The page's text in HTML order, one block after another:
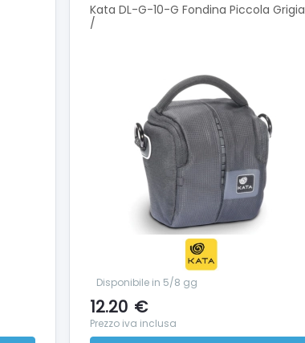
Kata DL-G-10-G Fondina Piccola Grigia
/
Disponibile in 5/8 gg
12.20 €
Prezzo iva inclusa